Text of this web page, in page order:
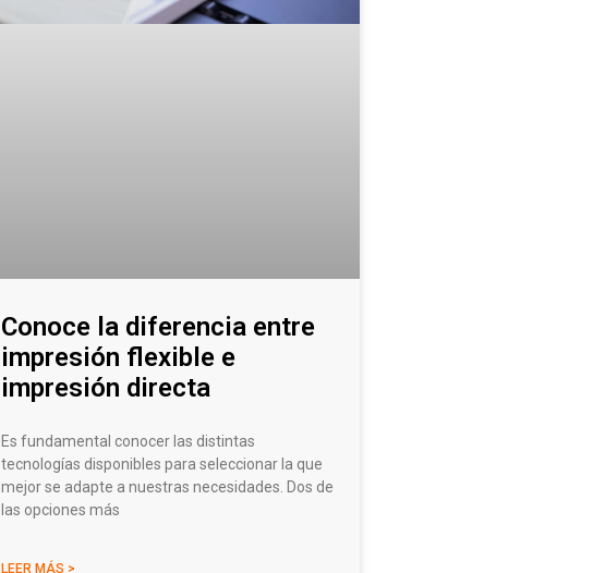
Conoce la diferencia entre
impresión flexible e
impresión directa
Es fundamental conocer las distintas
tecnologías disponibles para seleccionar la que
mejor se adapte a nuestras necesidades. Dos de
las opciones más
LEER MÁS >